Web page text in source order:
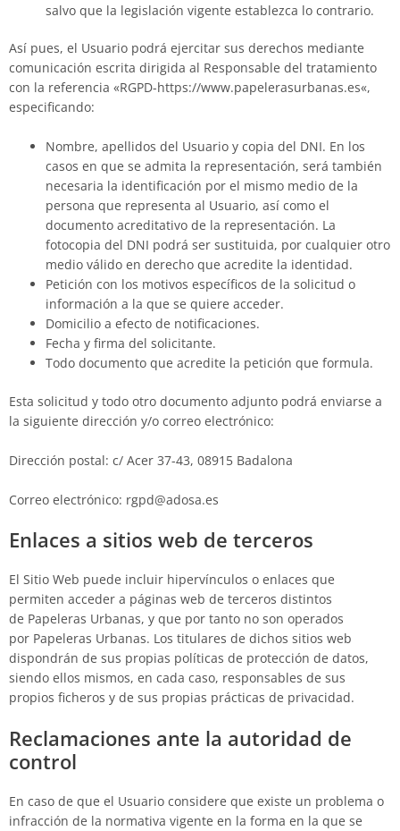
salvo que la legislación vigente establezca lo contrario.
Así pues, el Usuario podrá ejercitar sus derechos mediante
comunicación escrita dirigida al Responsable del tratamiento
con la referencia «RGPD-https://www.papelerasurbanas.es«,
especificando:
Nombre, apellidos del Usuario y copia del DNI. En los
casos en que se admita la representación, será también
necesaria la identificación por el mismo medio de la
persona que representa al Usuario, así como el
documento acreditativo de la representación. La
fotocopia del DNI podrá ser sustituida, por cualquier otro
medio válido en derecho que acredite la identidad.
Petición con los motivos específicos de la solicitud o
información a la que se quiere acceder.
Domicilio a efecto de notificaciones.
Fecha y firma del solicitante.
Todo documento que acredite la petición que formula.
Esta solicitud y todo otro documento adjunto podrá enviarse a
la siguiente dirección y/o correo electrónico:
Dirección postal: c/ Acer 37-43, 08915 Badalona
Correo electrónico: rgpd@adosa.es
Enlaces a sitios web de terceros
El Sitio Web puede incluir hipervínculos o enlaces que
permiten acceder a páginas web de terceros distintos
de Papeleras Urbanas, y que por tanto no son operados
por Papeleras Urbanas. Los titulares de dichos sitios web
dispondrán de sus propias políticas de protección de datos,
siendo ellos mismos, en cada caso, responsables de sus
propios ficheros y de sus propias prácticas de privacidad.
Reclamaciones ante la autoridad de
control
En caso de que el Usuario considere que existe un problema o
infracción de la normativa vigente en la forma en la que se